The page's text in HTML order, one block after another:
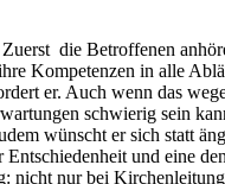
die Betroffenen
Kompetenzen in alle
er. Auch wenn das
schwierig sein
wünscht er sich statt
und eine
nicht nur bei